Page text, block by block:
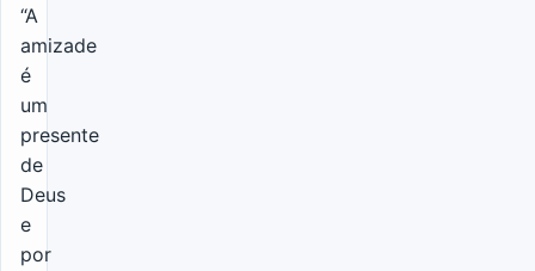
“A
amizade
é
um
presente
de
Deus
e
por